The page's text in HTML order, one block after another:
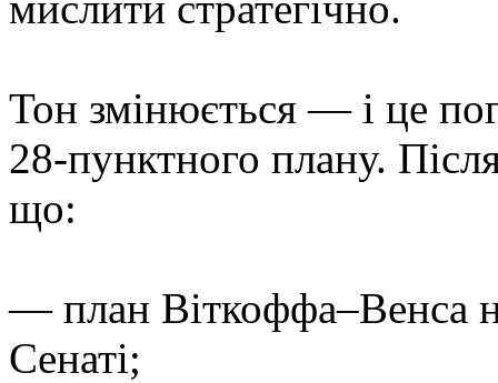
Тон змінюється — і це
28-пунктного плану.
що:
— план Віткоффа–Венса
Сенаті;